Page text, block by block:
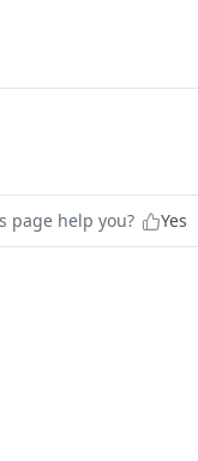
page help you? Yes